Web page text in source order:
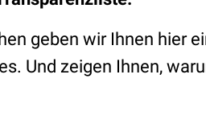
geben wir Ihnen hier
Und zeigen Ihnen,